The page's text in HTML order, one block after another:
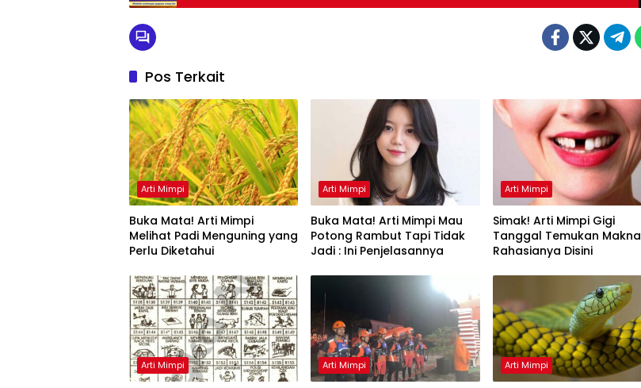
Pos Terkait
Arti Mimpi
Buka Mata! Arti Mimpi
Melihat Padi Menguning yang
Perlu Diketahui
Arti Mimpi
Buka Mata! Arti Mimpi Mau
Potong Rambut Tapi Tidak
Jadi : Ini Penjelasannya
Arti Mimpi
Simak! Arti Mimpi Gigi
Tanggal Temukan Makna
Rahasianya Disini
Arti Mimpi Arti Mimpi Arti Mimpi